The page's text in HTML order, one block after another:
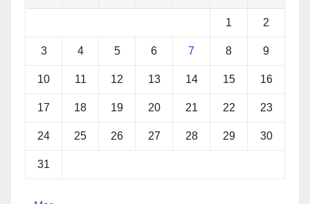
1 2
3 4 5 6 7 8 9
10 11 12 13 14 15 16
17 18 19 20 21 22 23
24 25 26 27 28 29 30
31